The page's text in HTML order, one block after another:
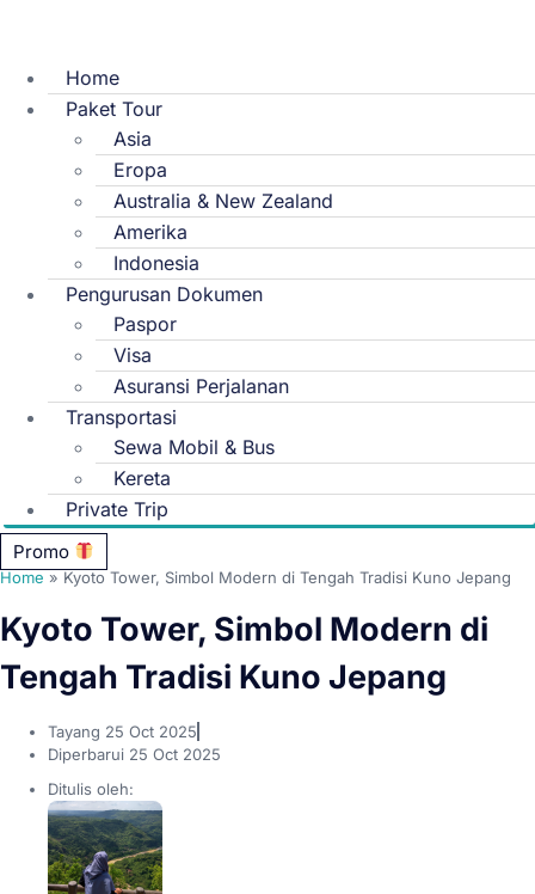
Home
Paket Tour
Asia
Eropa
Australia & New Zealand
Amerika
Indonesia
Pengurusan Dokumen
Paspor
Visa
Asuransi Perjalanan
Transportasi
Sewa Mobil & Bus
Kereta
Private Trip
Promo
Home»Kyoto Tower, Simbol Modern di Tengah Tradisi Kuno Jepang
Kyoto Tower, Simbol Modern di
Tengah Tradisi Kuno Jepang
Tayang 25 Oct 2025
Diperbarui 25 Oct 2025
Ditulis oleh: